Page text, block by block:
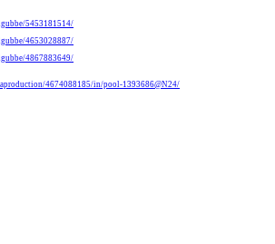
5453181514/
4653028887/
4867883649/
4674088185/in/pool-1393686@N24/